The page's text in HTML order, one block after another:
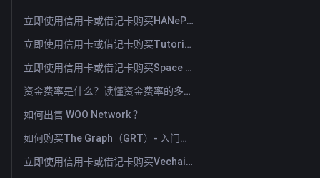
立即使用信用卡或借记卡购买HANePlatform (HANEP)
立即使用信用卡或借记卡购买Tutorial (TUT)
立即使用信用卡或借记卡购买Space ID (ID)
资金费率是什么？读懂资金费率的多空信号与常见误用
如何出售 WOO Network ？
如何购买The Graph（GRT）- 入门指南
立即使用信用卡或借记卡购买Vechain (VET)